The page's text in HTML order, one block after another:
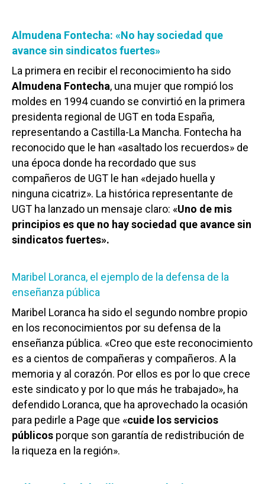
Almudena Fontecha: «No hay sociedad que
avance sin sindicatos fuertes»
La primera en recibir el reconocimiento ha sido
Almudena Fontecha, una mujer que rompió los
moldes en 1994 cuando se convirtió en la primera
presidenta regional de UGT en toda España,
representando a Castilla-La Mancha. Fontecha ha
reconocido que le han «asaltado los recuerdos» de
una época donde ha recordado que sus
compañeros de UGT le han «dejado huella y
ninguna cicatriz». La histórica representante de
UGT ha lanzado un mensaje claro: «Uno de mis
principios es que no hay sociedad que avance sin
sindicatos fuertes».
Maribel Loranca, el ejemplo de la defensa de la
enseñanza pública
Maribel Loranca ha sido el segundo nombre propio
en los reconocimientos por su defensa de la
enseñanza pública. «Creo que este reconocimiento
es a cientos de compañeras y compañeros. A la
memoria y al corazón. Por ellos es por lo que crece
este sindicato y por lo que más he trabajado», ha
defendido Loranca, que ha aprovechado la ocasión
para pedirle a Page que «cuide los servicios
públicos porque son garantía de redistribución de
la riqueza en la región».